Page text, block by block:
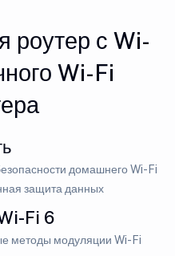
роутер с Wi-
Wi-Fi
домашнего Wi-Fi
защита данных
Fi 6
методы модуляции Wi-Fi